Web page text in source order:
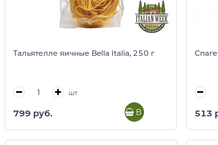
Тальятелле яичные Bella Italia, 250 г
шт
799 руб. В корзину 513